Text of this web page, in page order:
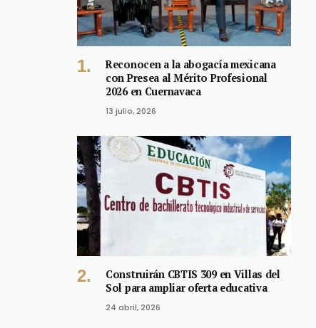
Reconocen a la abogacía mexicana
con Presea al Mérito Profesional
2026 en Cuernavaca
13 julio, 2026
Construirán CBTIS 309 en Villas del
Sol para ampliar oferta educativa
24 abril, 2026